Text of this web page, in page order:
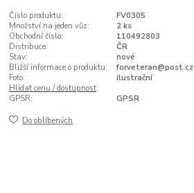
Číslo produktu:
FV0305
Množství na jeden vůz:
2 ks
Obchodní číslo:
110492803
Distribuce:
ČR
Stav:
nové
Bližší informace o produktu:
forveteran@post.cz
Foto:
ilustrační
Hlídat cenu / dostupnost
GPSR:
GPSR
Do oblíbených